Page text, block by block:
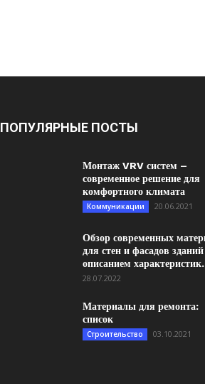
ПОПУЛЯРНЫЕ ПОСТЫ
Монтаж VRV систем –
современное решение для
комфортного климата
Коммуникации 20.06.2021
Обзор современных
для стен и фасадов зданий
описанием
28.07.2022
Материалы для ремонта:
список
Строительство 03.10.2021